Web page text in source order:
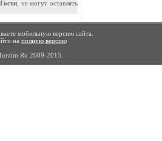
Гости, не могут оставлять
мобильную версию сайта.
на полную версию
2009-2015.